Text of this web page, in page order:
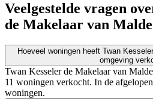
Veelgestelde vragen
de Makelaar van
Hoeveel woningen heeft Twan
omgeving
Twan Kesseler de Makelaar van
11 woningen verkocht. In de
woningen.